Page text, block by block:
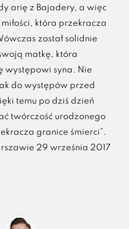
arię z Bajadery, a więc
która przekracza
został solidnie
matkę, która
występowi syna. Nie
do występów przed
temu po dziś dzień
twórczość urodzonego
granice śmierci”.
29 września 2017